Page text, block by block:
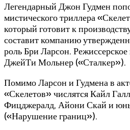
Легендарный Джон Гудмен
мистического триллера
который готовит к
составит компанию
роль Бри Ларсон. Режиссерское
ДжейТи Мольнер («Сталкер»).
Помимо Ларсон и Гудмена в
«Скелетов» числятся Кайл
Фицджералд, Айони Скай и
(«Нарушение границ»).